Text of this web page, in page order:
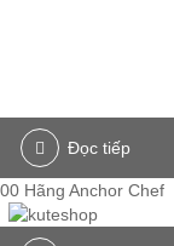
Đọc tiếp
Hãng Anchor Chef